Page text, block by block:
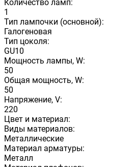
Количество ламп:
1
Тип лампочки (основной):
Галогеновая
Тип цоколя:
GU10
Мощность лампы, W:
50
Общая мощность, W:
50
Напряжение, V:
220
Цвет и материал:
Виды материалов:
Металлические
Материал арматуры:
Металл